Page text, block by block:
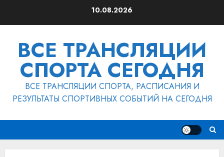
10.08.2026
ВСЕ ТРАНСЛЯЦИИ
СПОРТА СЕГОДНЯ
ВСЕ ТРАНСЛЯЦИИ СПОРТА, РАСПИСАНИЯ И
РЕЗУЛЬТАТЫ СПОРТИВНЫХ СОБЫТИЙ НА СЕГОДНЯ